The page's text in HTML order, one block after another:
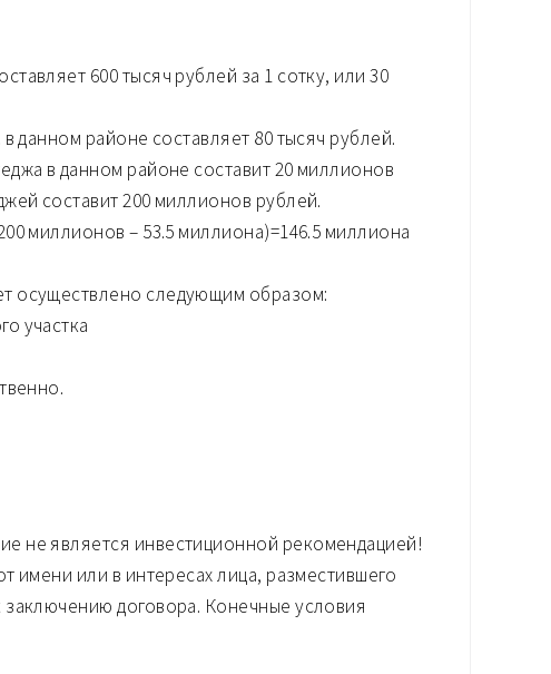
600 тысяч рублей за 1 сотку, или 30
данном районе составляет 80 тысяч рублей.
в данном районе составит 20 миллионов
составит 200 миллионов рублей.
миллионов – 53.5 миллиона)=146.5 миллиона
осуществлено следующим образом:
участка
не является инвестиционной рекомендацией!
имени или в интересах лица, разместившего
договора. Конечные условия